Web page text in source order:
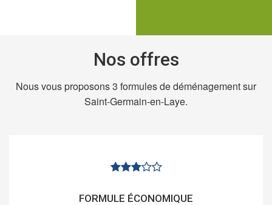
Nos offres
Nous vous proposons 3 formules de déménagement sur
Saint-Germain-en-Laye.
FORMULE ÉCONOMIQUE